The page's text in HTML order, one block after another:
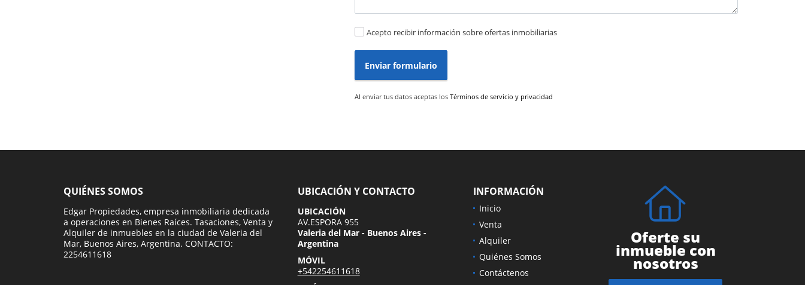
Acepto recibir información sobre ofertas inmobiliarias
Enviar formulario
Al enviar tus datos aceptas los Términos de servicio y privacidad
QUIÉNES SOMOS
Edgar Propiedades, empresa inmobiliaria dedicada
a operaciones en Bienes Raíces. Tasaciones, Venta y
Alquiler de inmuebles en la ciudad de Valeria del
Mar, Buenos Aires, Argentina. CONTACTO:
2254611618
UBICACIÓN Y CONTACTO
UBICACIÓN
AV.ESPORA 955
Valeria del Mar - Buenos Aires -
Argentina
MÓVIL
+542254611618
INFORMACIÓN
Inicio
Venta
Alquiler
Quiénes Somos
Contáctenos
Oferte su
inmueble con
nosotros